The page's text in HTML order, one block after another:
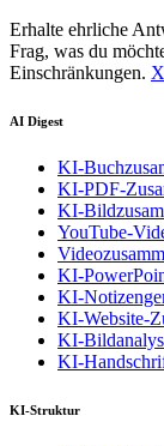
Erhalte ehrliche
Frag, was du
Einschränkungen.
AI Digest
KI-
KI-PDF-
KI-
YouTube-
KI-
KI-
KI-Website-
KI-
KI-
KI-Struktur